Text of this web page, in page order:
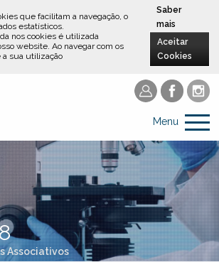
que facilitam a navegação, o
estatísticos.
nos cookies é utilizada
website.Ao navegar com os
a sua utilização
Saber
mais
Aceitar
Cookies
Menu
Associativos